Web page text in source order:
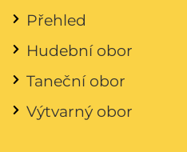
Přehled
Hudební obor
Taneční obor
Výtvarný obor